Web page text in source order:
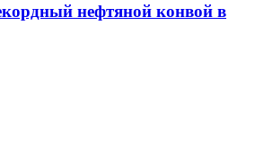
нефтяной конвой в